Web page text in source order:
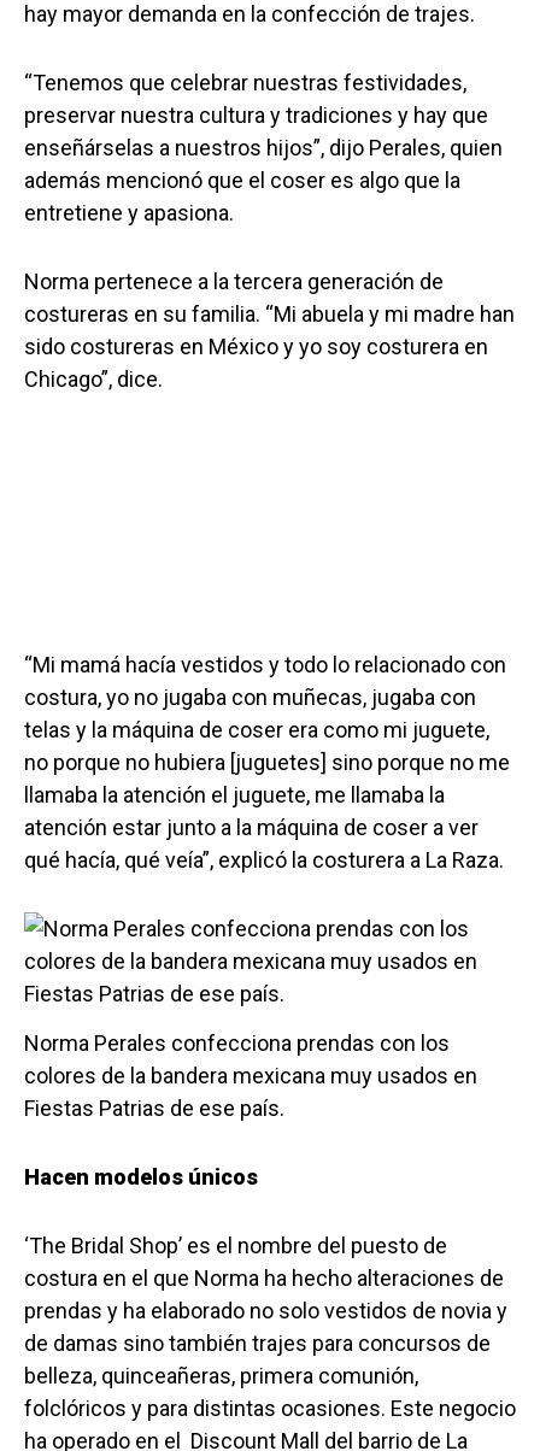
hay mayor demanda en la confección de trajes.
“Tenemos que celebrar nuestras festividades,
preservar nuestra cultura y tradiciones y hay que
enseñárselas a nuestros hijos”, dijo Perales, quien
además mencionó que el coser es algo que la
entretiene y apasiona.
Norma pertenece a la tercera generación de
costureras en su familia. “Mi abuela y mi madre han
sido costureras en México y yo soy costurera en
Chicago”, dice.
“Mi mamá hacía vestidos y todo lo relacionado con
costura, yo no jugaba con muñecas, jugaba con
telas y la máquina de coser era como mi juguete,
no porque no hubiera [juguetes] sino porque no me
llamaba la atención el juguete, me llamaba la
atención estar junto a la máquina de coser a ver
qué hacía, qué veía”, explicó la costurera a La Raza.
Norma Perales confecciona prendas con los
colores de la bandera mexicana muy usados en
Fiestas Patrias de ese país.
Hacen modelos únicos
‘The Bridal Shop’ es el nombre del puesto de
costura en el que Norma ha hecho alteraciones de
prendas y ha elaborado no solo vestidos de novia y
de damas sino también trajes para concursos de
belleza, quinceañeras, primera comunión,
folclóricos y para distintas ocasiones. Este negocio
ha operado en el Discount Mall del barrio de La